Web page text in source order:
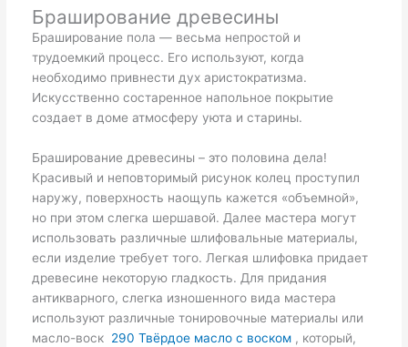
Браширование древесины
Браширование пола — весьма непростой и
трудоемкий процесс. Его используют, когда
необходимо привнести дух аристократизма.
Искусственно состаренное напольное покрытие
создает в доме атмосферу уюта и старины.
Браширование древесины – это половина дела!
Красивый и неповторимый рисунок колец проступил
наружу, поверхность наощупь кажется «объемной»,
но при этом слегка шершавой. Далее мастера могут
использовать различные шлифовальные материалы,
если изделие требует того. Легкая шлифовка придает
древесине некоторую гладкость. Для придания
антикварного, слегка изношенного вида мастера
используют различные тонировочные материалы или
масло-воск 290 Твёрдое масло с воском, который,